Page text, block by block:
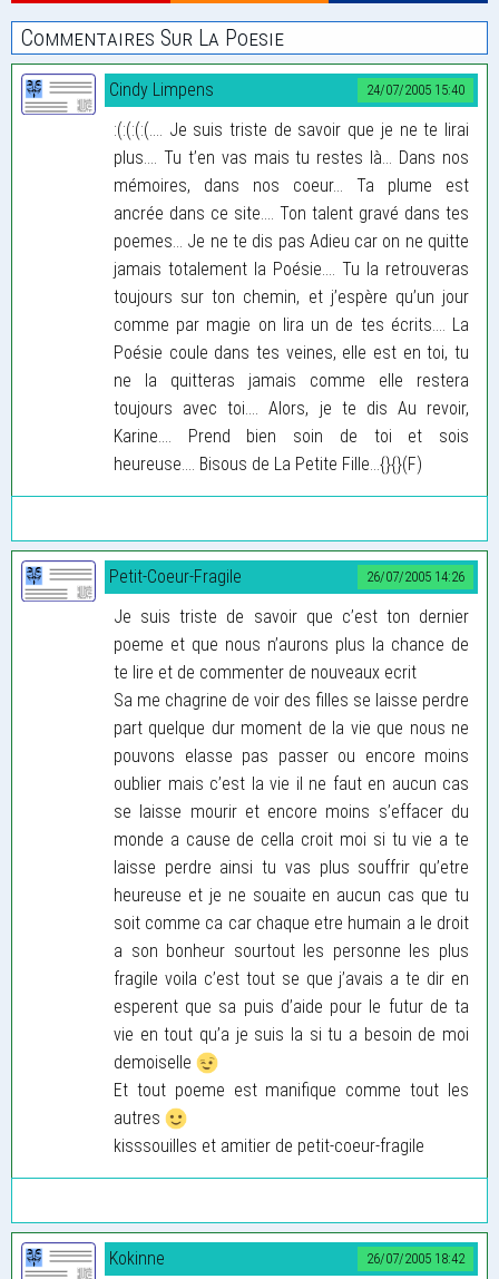
Commentaires Sur La Poesie
24/07/2005 15:40
Cindy Limpens
:(:(:(:(.... Je suis triste de savoir que je ne te lirai
plus.... Tu t’en vas mais tu restes là... Dans nos
mémoires, dans nos coeur... Ta plume est
ancrée dans ce site.... Ton talent gravé dans tes
poemes... Je ne te dis pas Adieu car on ne quitte
jamais totalement la Poésie.... Tu la retrouveras
toujours sur ton chemin, et j’espère qu’un jour
comme par magie on lira un de tes écrits.... La
Poésie coule dans tes veines, elle est en toi, tu
ne la quitteras jamais comme elle restera
toujours avec toi.... Alors, je te dis Au revoir,
Karine.... Prend bien soin de toi et sois
heureuse.... Bisous de La Petite Fille...{}{}(F)
26/07/2005 14:26
Petit-Coeur-Fragile
Je suis triste de savoir que c’est ton dernier
poeme et que nous n’aurons plus la chance de
te lire et de commenter de nouveaux ecrit
Sa me chagrine de voir des filles se laisse perdre
part quelque dur moment de la vie que nous ne
pouvons elasse pas passer ou encore moins
oublier mais c’est la vie il ne faut en aucun cas
se laisse mourir et encore moins s’effacer du
monde a cause de cella croit moi si tu vie a te
laisse perdre ainsi tu vas plus souffrir qu’etre
heureuse et je ne souaite en aucun cas que tu
soit comme ca car chaque etre humain a le droit
a son bonheur sourtout les personne les plus
fragile voila c’est tout se que j’avais a te dir en
esperent que sa puis d’aide pour le futur de ta
vie en tout qu’a je suis la si tu a besoin de moi
demoiselle
Et tout poeme est manifique comme tout les
autres
kisssouilles et amitier de petit-coeur-fragile
26/07/2005 18:42
Kokinne